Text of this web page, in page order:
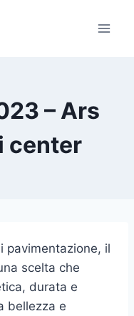
– Ars
center
pavimentazione, il
scelta che
durata e
bellezza e